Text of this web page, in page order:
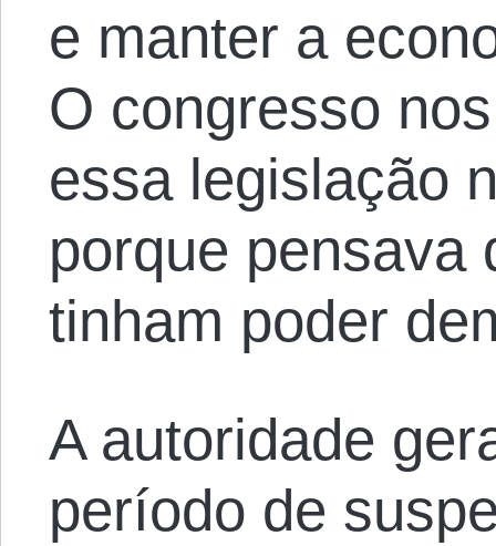
e manter a
O congresso
essa legislação
porque pensava
tinham poder
A autoridade
período de